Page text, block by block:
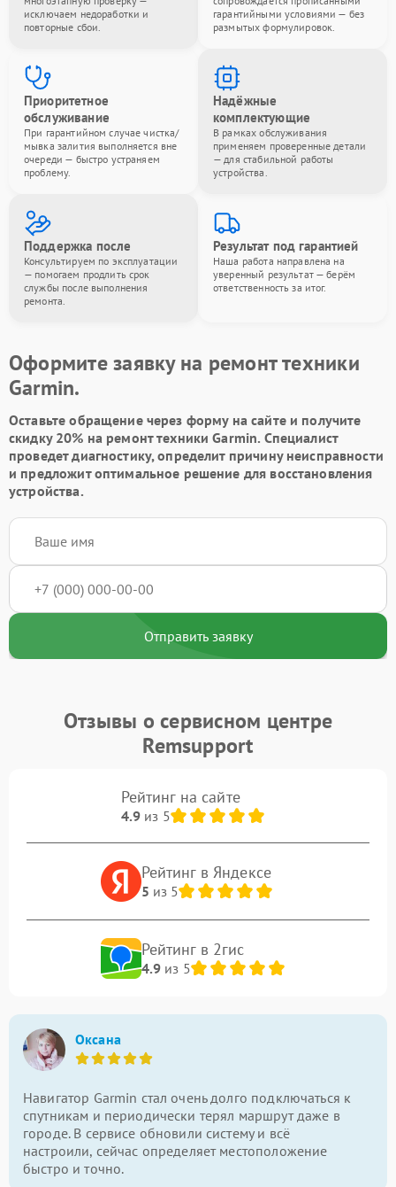
исключаем недоработки и
повторные сбои.
гарантийными условиями — без
размытых формулировок.
Приоритетное
обслуживание
При гарантийном случае чистка/
мывка залития выполняется вне
очереди — быстро устраняем
проблему.
Надёжные
комплектующие
В рамках обслуживания
применяем проверенные детали
— для стабильной работы
устройства.
Поддержка после
Консультируем по эксплуатации
— помогаем продлить срок
службы после выполнения
ремонта.
Результат под гарантией
Наша работа направлена на
уверенный результат — берём
ответственность за итог.
Оформите заявку на ремонт техники
Garmin.
Оставьте обращение через форму на сайте и получите
скидку 20% на ремонт техники Garmin. Специалист
проведет диагностику, определит причину неисправности
и предложит оптимальное решение для восстановления
устройства.
Отправить заявку
Отзывы о сервисном центре
Remsupport
Рейтинг на сайте
4.9из 5
Рейтинг в Яндексе
5 из 5
Рейтинг в 2гис
4.9из 5
Оксана
Навигатор Garmin стал очень долго подключаться к
спутникам и периодически терял маршрут даже в
городе. В сервисе обновили систему и всё
настроили, сейчас определяет местоположение
быстро и точно.